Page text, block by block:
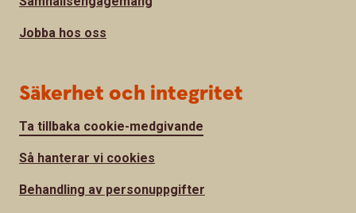
Jobba hos oss
Säkerhet och integritet
Ta tillbaka cookie-medgivande
Så hanterar vi cookies
Behandling av personuppgifter